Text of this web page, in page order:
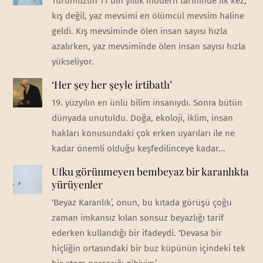
kış değil, yaz mevsimi en ölümcül mevsim haline
geldi. Kış mevsiminde ölen insan sayısı hızla
azalırken, yaz mevsiminde ölen insan sayısı hızla
yükseliyor.
‘Her şey her şeyle irtibatlı’
19. yüzyılın en ünlü bilim insanıydı. Sonra bütün
dünyada unutuldu. Doğa, ekoloji, iklim, insan
hakları konusundaki çok erken uyarıları ile ne
kadar önemli olduğu keşfedilinceye kadar...
Ufku görünmeyen bembeyaz bir karanlıkta
yürüyenler
‘Beyaz Karanlık’, onun, bu kıtada görüşü çoğu
zaman imkansız kılan sonsuz beyazlığı tarif
ederken kullandığı bir ifadeydi. ‘Devasa bir
hiçliğin ortasındaki bir buz küpünün içindeki tek